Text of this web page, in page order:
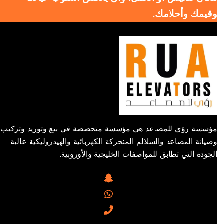
وقيمك وأحلامك.
مؤسسة رؤي للمصاعد هي مؤسسة متخصصة في بيع وتوريد وتركيب
وصيانة المصاعد والسلالم المتحركة الكهربائية والهيدروليكية عالية
الجودة التي تطابق للمواصفات الخليجية والأوروبية.